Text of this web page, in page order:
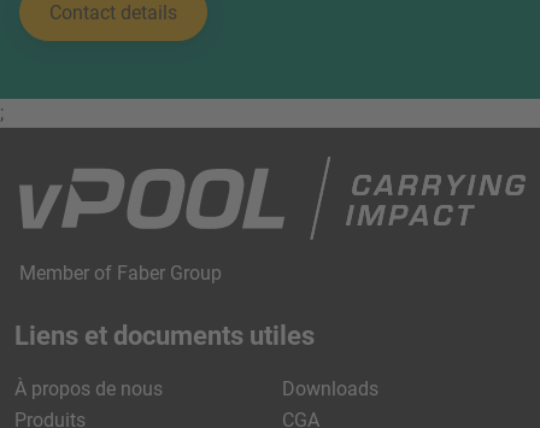
Contact details
;
Member of Faber Group
Liens et documents utiles
À propos de nous
Downloads
Produits
CGA